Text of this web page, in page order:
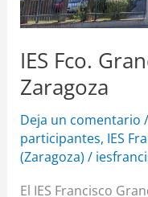
IES Fco.
Zaragoza
Deja un comentario /
participantes, IES
(Zaragoza) /
El IES Francisco
Covián
Zaragoza